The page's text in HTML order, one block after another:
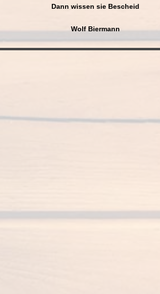
Dann wissen sie Bescheid
Wolf Biermann